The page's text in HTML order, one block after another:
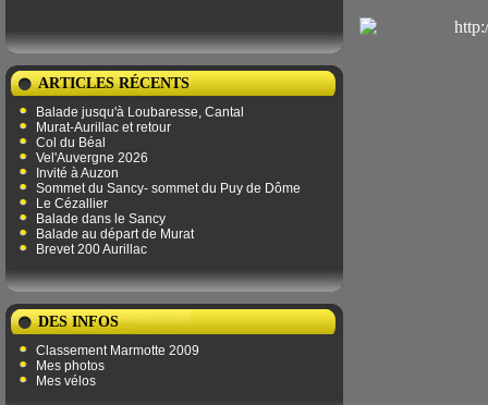
ARTICLES RÉCENTS
Balade jusqu'à Loubaresse, Cantal
Murat-Aurillac et retour
Col du Béal
Vel'Auvergne 2026
Invité à Auzon
Sommet du Sancy- sommet du Puy de Dôme
Le Cézallier
Balade dans le Sancy
Balade au départ de Murat
Brevet 200 Aurillac
DES INFOS
Classement Marmotte 2009
Mes photos
Mes vélos